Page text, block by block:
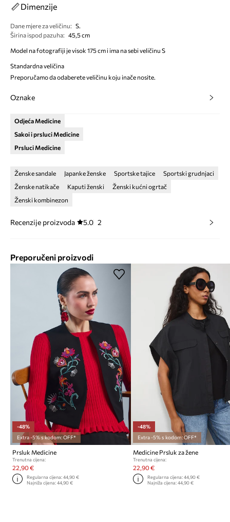
Dimenzije
Dane mjere za veličinu: S.
Širina ispod pazuha: 45,5 cm
Model na fotografiji je visok 175 cm i ima na sebi veličinu S
Standardna veličina
Preporučamo da odaberete veličinu koju inače nosite.
Oznake
Odjeća Medicine
Sakoi i prsluci Medicine
Prsluci Medicine
Ženske sandale Japanke ženske Sportske tajice
Sportski grudnjaci
Ženske natikače
Kaputi ženski
Ženski kućni ogrtač
Ženski kombinezon
Recenzije proizvoda 5.0 2
Preporučeni proizvodi
-48%
Extra -5% s kodom: OFF*
Prsluk Medicine
Trenutna cijena:
22,90 €
Regularna cijena:44,90 €
Najniža cijena:44,90 €
-48%
Extra -5% s kodom: OFF*
Medicine Prsluk za žene
Trenutna cijena:
22,90 €
Regularna cijena: 44,90 €
Najniža cijena: 44,90 €